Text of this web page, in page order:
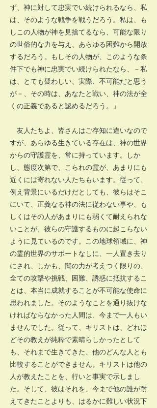
ず、神に対して忠実でい続けられるなら、私
は、そのような戦争を戦うだろう。私は、も
しこの人物が神を見捨てるなら、可能な限り
の世俗的な力を与え、あらゆる困難から開放
するだろう。もしその人物が、このような条
件下でも神に忠実でい続けられたなら、－私
は、とても疑わしい、実際、不可能だと思う
が－、その時は、あなたと戦い、神の法が全
くの正義であると認めるだろう。」
友人たちよ、皆さんはご存知に違いなので
すが、あらゆる生きている存在は、神の世界
からの守護霊を、常に持っています。しか
し、態度次第で、こられの霊が、あまりにも
近くには寄れない人たちもいます。従って、
例え背景にいるだけだとしても、彼らはそこ
にいて、正義なる神の法に従わない事や、も
しくはその人があまりにも弱くて耐えられな
いことが、彼らの守護するものに起こらない
ように見ているのです。この地球領域に、神
の霊的世界のサポートなしに、一人置き去り
にされ、しかも、闇の力が考えつく限りの、
全ての攻撃や挑戦、困難、誘惑に抵抗するこ
とは、本当に成就することが不可能な使命に
思われました。そのようなことを通り抜けな
ければならなかった人間は、今まで一人もい
ませんでした。従って、キリストは、どれほ
どその教えが純粋で素晴らしかったとして
も、それまで生きてきた、他のどんな人とも
比較することができません。キリストは他の
人が教えたことを、行いと事実で示しまし
た。そして、彼はそれを、今まで他の誰が耐
えてきたことよりも、はるかに難しい状況下